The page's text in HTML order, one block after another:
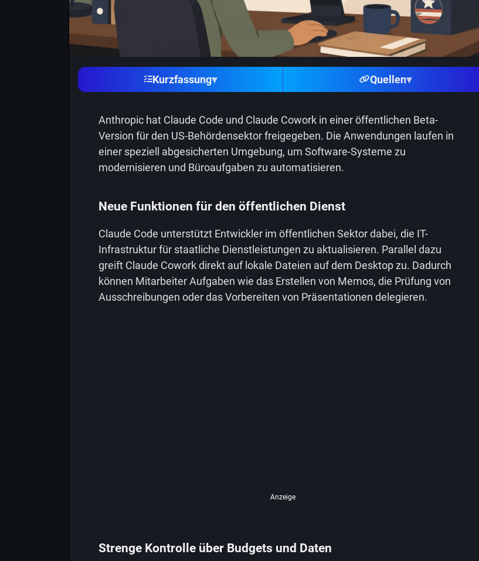
Kurzfassung▾ Quellen▾
Anthropic hat Claude Code und Claude Cowork in einer öffentlichen Beta-
Version für den US-Behördensektor freigegeben. Die Anwendungen laufen in
einer speziell abgesicherten Umgebung, um Software-Systeme zu
modernisieren und Büroaufgaben zu automatisieren.
Neue Funktionen für den öffentlichen Dienst
Claude Code unterstützt Entwickler im öffentlichen Sektor dabei, die IT-
Infrastruktur für staatliche Dienstleistungen zu aktualisieren. Parallel dazu
greift Claude Cowork direkt auf lokale Dateien auf dem Desktop zu. Dadurch
können Mitarbeiter Aufgaben wie das Erstellen von Memos, die Prüfung von
Ausschreibungen oder das Vorbereiten von Präsentationen delegieren.
Anzeige
Strenge Kontrolle über Budgets und Daten